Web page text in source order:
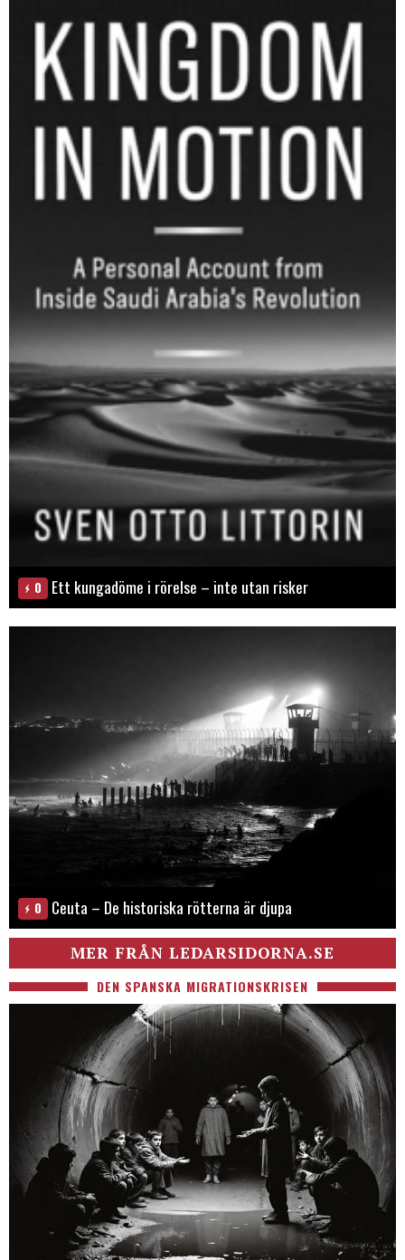
0 Ett kungadöme i rörelse – inte utan risker
0 Ceuta – De historiska rötterna är djupa
MER FRÅN LEDARSIDORNA.SE
DEN SPANSKA MIGRATIONSKRISEN